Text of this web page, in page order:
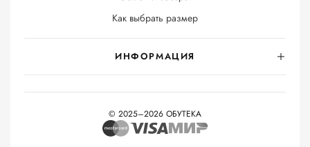
Как выбрать размер
ИНФОРМАЦИЯ
© 2025–2026 ОБУТЕКА